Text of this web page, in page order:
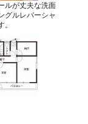
ルが丈夫な洗面
グルレバーシャ